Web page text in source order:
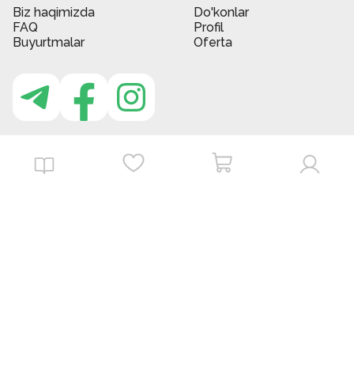
Biz haqimizda
Do'konlar
FAQ
Profil
Buyurtmalar
Oferta
MBG do'kon ilovasi